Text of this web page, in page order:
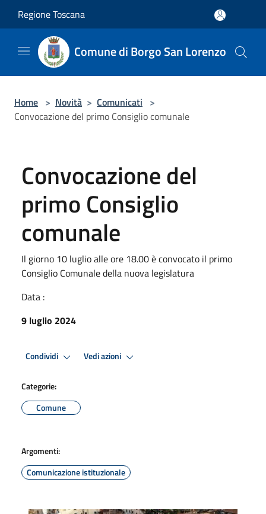
Regione Toscana
Comune di Borgo San Lorenzo
Home > Novità > Comunicati >
Convocazione del primo Consiglio comunale
Convocazione del
primo Consiglio
comunale
Il giorno 10 luglio alle ore 18.00 è convocato il primo
Consiglio Comunale della nuova legislatura
Data :
9 luglio 2024
Condividi Vedi azioni
Categorie:
Comune
Argomenti:
Comunicazione istituzionale